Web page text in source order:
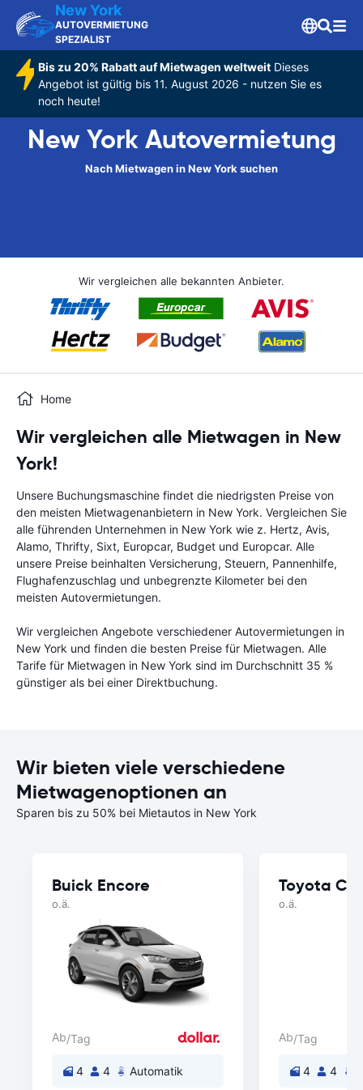
New York
AUTOVERMIETUNG
SPEZIALIST
Bis zu 20% Rabatt auf Mietwagen weltweitDieses
Angebot ist gültig bis 11. August 2026 - nutzen Sie es
noch heute!
New York Autovermietung
Nach Mietwagen in New York suchen
Wir vergleichen alle bekannten Anbieter.
Home
Wir vergleichen alle Mietwagen in New
York!
Unsere Buchungsmaschine findet die niedrigsten Preise von
den meisten Mietwagenanbietern in New York. Vergleichen Sie
alle führenden Unternehmen in New York wie z. Hertz, Avis,
Alamo, Thrifty, Sixt, Europcar, Budget und Europcar. Alle
unsere Preise beinhalten Versicherung, Steuern, Pannenhilfe,
Flughafenzuschlag und unbegrenzte Kilometer bei den
meisten Autovermietungen.
Wir vergleichen Angebote verschiedener Autovermietungen in
New York und finden die besten Preise für Mietwagen. Alle
Tarife für Mietwagen in New York sind im Durchschnitt 35 %
günstiger als bei einer Direktbuchung.
Wir bieten viele verschiedene
Mietwagenoptionen an
Sparen bis zu 50% bei Mietautos in New York
Buick Encore
o.ä.
Ab/Tag
4 4 Automatik
Toyota
o.ä.
Ab/Tag
4 4